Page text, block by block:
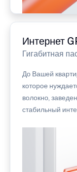
Интернет
Гигабитная
До Вашей
которое
волокно,
стабильный